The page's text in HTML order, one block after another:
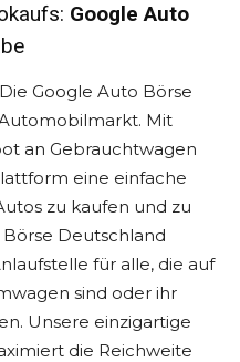
Google Auto
Google Auto Börse
Mit
an Gebrauchtwagen
eine einfache
zu kaufen und zu
Deutschland
für alle, die auf
sind oder ihr
Unsere einzigartige
die Reichweite